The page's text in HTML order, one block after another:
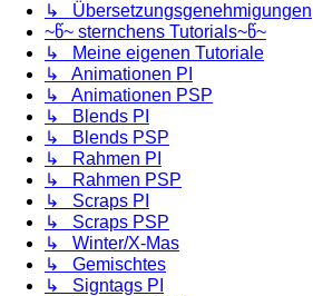
↳ Übersetzungsgenehmigungen
~წ~ sternchens Tutorials~წ~
↳ Meine eigenen Tutoriale
↳ Animationen PI
↳ Animationen PSP
↳ Blends PI
↳ Blends PSP
↳ Rahmen PI
↳ Rahmen PSP
↳ Scraps PI
↳ Scraps PSP
↳ Winter/X-Mas
↳ Gemischtes
↳ Signtags PI